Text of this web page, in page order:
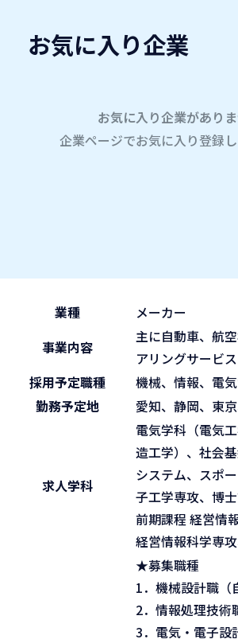
学内企業研究会2026
company
業種
メーカー
事業内容
主に自動車、航
アリングサービ
採用予定職種
機械、情報、電
勤務予定地
愛知、静岡、東
求人学科
電気学科（電気
造工学）、社会
システム、スポ
子工学専攻、博
前期課程 経営情
経営情報科学専
★募集職種
1．機械設計職
2．情報処理技
3．電気・電子設
お気に入り企業
お気に入り企業があり
企業ページでお気に入り登録